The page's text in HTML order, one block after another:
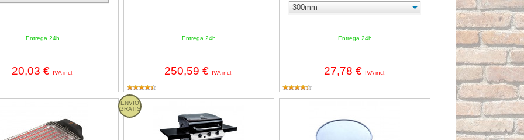
Entrega 24h
20,03 € IVA incl.
Entrega 24h
250,59 € IVA incl.
Entrega 24h
27,78 € IVA incl.
eléctrica Jata BQ101 de 2400WENVIO
GRATIS
Barbacoa de gas Convective 310B Char BroilPlancha redonda para barbacoa de INOX con recogegrasas